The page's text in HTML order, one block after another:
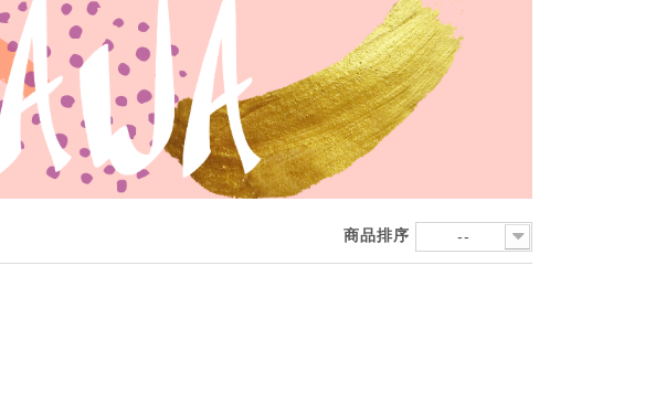
商品排序 --